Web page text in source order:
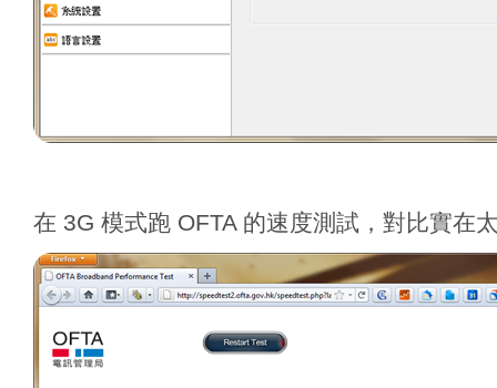
在 3G 模式跑 OFTA 的速度測試，對比實在